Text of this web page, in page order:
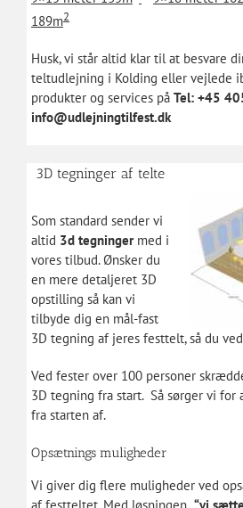
189m2
Husk, vi står altid klar til at besvare
teltudlejning i Kolding eller vejlede
produkter og services på Tel: +45
info@udlejningtilfest.dk
3D tegninger af telte
Som standard sender vi
altid 3d tegninger med i
vores tilbud. Ønsker du
en mere detaljeret 3D
opstilling så kan vi
tilbyde dig en mål-fast
3D tegning af jeres festtelt, så du
Ved fester over 100 personer
3D tegning fra start. Så sørger vi for
fra starten af.
Opsætnings muligheder
Vi giver dig flere muligheder ved
af festteltet. Med løsningen “vi